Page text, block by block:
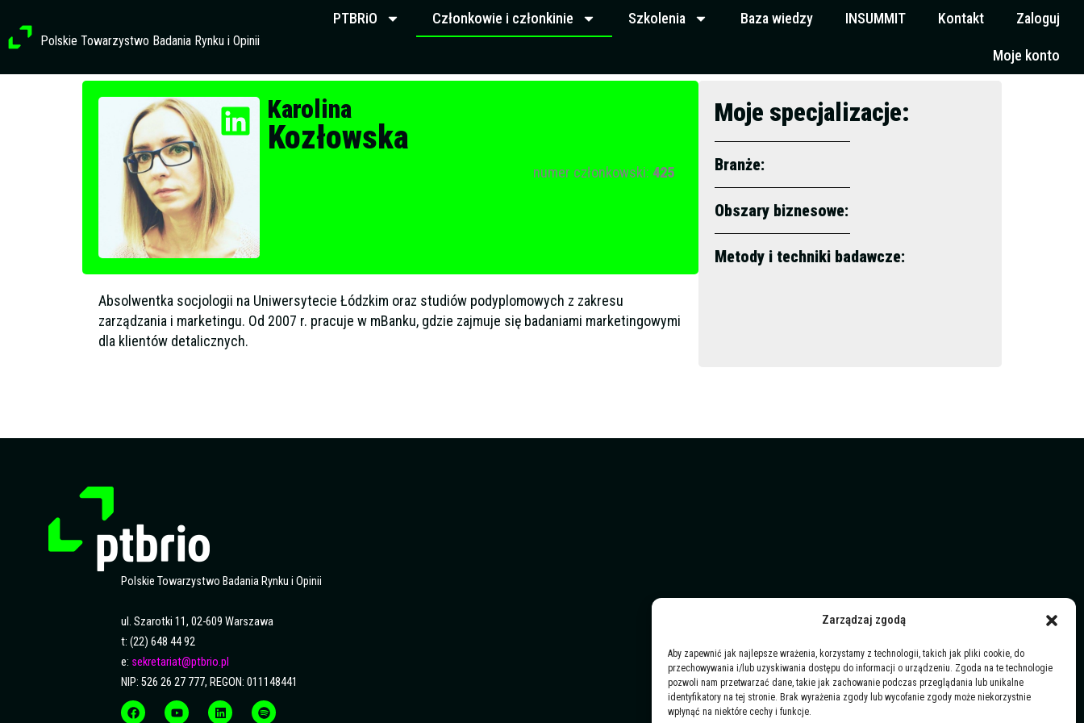
Zarządzaj zgodą
Aby zapewnić jak najlepsze wrażenia, korzystamy z technologii, takich jak pliki cookie, do
przechowywania i/lub uzyskiwania dostępu do informacji o urządzeniu. Zgoda na te technologie
pozwoli nam przetwarzać dane, takie jak zachowanie podczas przeglądania lub unikalne
identyfikatory na tej stronie. Brak wyrażenia zgody lub wycofanie zgody może niekorzystnie
wpłynąć na niektóre cechy i funkcje.
treści
Polskie Towarzystwo Badania Rynku i Opinii
PTBRiO Członkowie i członkinie Szkolenia Baza wiedzy INSUMMIT Kontakt Zaloguj
Moje konto
Profil członkowski
Karolina
Kozłowska
numer członkowski: 425
Absolwentka socjologii na Uniwersytecie Łódzkim oraz studiów podyplomowych z zakresu
zarządzania i marketingu. Od 2007 r. pracuje w mBanku, gdzie zajmuje się badaniami marketingowymi
dla klientów detalicznych.
Moje specjalizacje:
Branże:
Obszary biznesowe:
Metody i techniki badawcze:
Polskie Towarzystwo Badania Rynku i Opinii
ul. Szarotki 11, 02-609 Warszawa
t: (22) 648 44 92
e: sekretariat@ptbrio.pl
NIP: 526 26 27 777, REGON: 011148441
F
a
Y
o
L
i
S
p